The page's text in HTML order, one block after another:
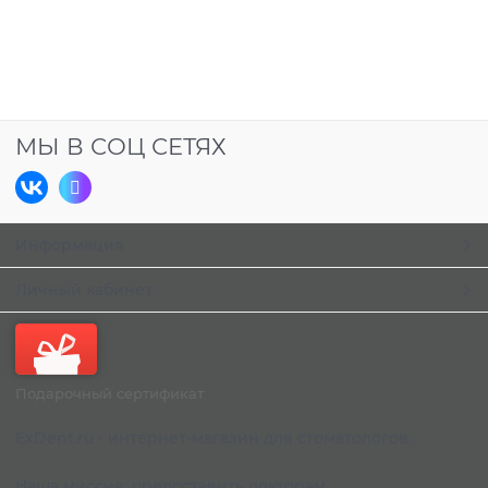
МЫ В СОЦ СЕТЯХ